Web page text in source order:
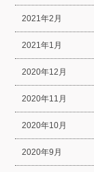
2021年2月
2021年1月
2020年12月
2020年11月
2020年10月
2020年9月